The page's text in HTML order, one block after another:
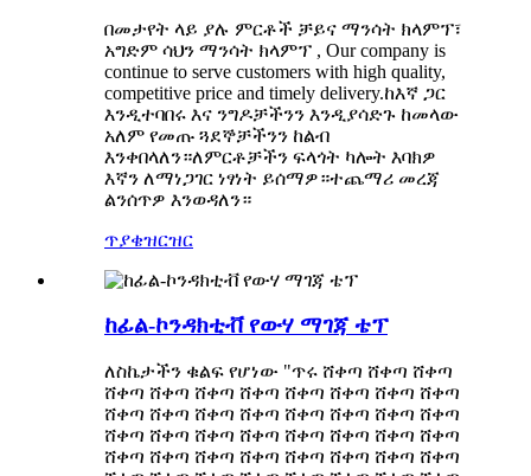
በመታየት ላይ ያሉ ምርቶች ቻይና ማንሳት ክላምፕ፣
አግድም ሳህን ማንሳት ክላምፕ , Our company is
continue to serve customers with high quality,
competitive price and timely delivery.ከእኛ ጋር
እንዲተባበሩ እና ንግዶቻችንን እንዲያሳድጉ ከመላው
አለም የመጡ ጓደኞቻችንን ከልብ
እንቀበላለን።ለምርቶቻችን ፍላጎት ካሎት እባክዎ
እኛን ለማነጋገር ነፃነት ይሰማዎ።ተጨማሪ መረጃ
ልንሰጥዎ እንወዳለን።
ጥያቄዝርዝር
ከፊል-ኮንዳክቲቭ የውሃ ማገጃ ቴፕ
ለስኬታችን ቁልፍ የሆነው "ጥሩ ሸቀጣ ሸቀጣ ሸቀጣ
ሸቀጣ ሸቀጣ ሸቀጣ ሸቀጣ ሸቀጣ ሸቀጣ ሸቀጣ ሸቀጣ
ሸቀጣ ሸቀጣ ሸቀጣ ሸቀጣ ሸቀጣ ሸቀጣ ሸቀጣ ሸቀጣ
ሸቀጣ ሸቀጣ ሸቀጣ ሸቀጣ ሸቀጣ ሸቀጣ ሸቀጣ ሸቀጣ
ሸቀጣ ሸቀጣ ሸቀጣ ሸቀጣ ሸቀጣ ሸቀጣ ሸቀጣ ሸቀጣ